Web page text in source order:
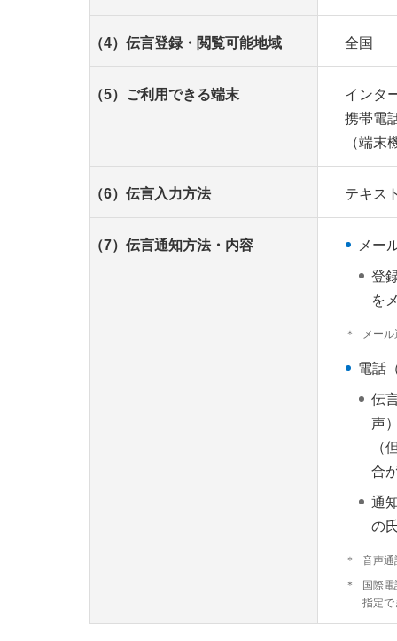
（4）伝言登録・閲覧可能地域 全国
（5）ご利用できる端末
インタ
携帯電
（端
（6）伝言入力方法 テキス
（7）伝言通知方法・内容 メー
登
を
＊ メー
電話
伝
声
（
合
通
の
＊
音声通
＊
国際
指定で